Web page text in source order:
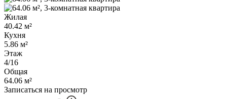
Жилая
40.42 м²
Кухня
5.86 м²
Этаж
4/16
Общая
64.06 м²
Записаться на просмотр